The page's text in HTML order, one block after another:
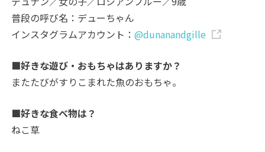
普段の呼び名：デューちゃん
インスタグラムアカウント：@dunanandgille
■好きな遊び・おもちゃはありますか？
またたびがすりこまれた魚のおもちゃ。
■好きな食べ物は？
ねこ草